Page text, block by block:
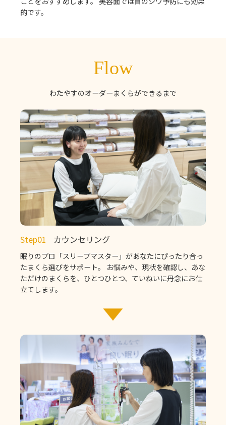
的です。
Flow
わたやすのオーダーまくらができるまで
Step01 カウンセリング
眠りのプロ「スリープマスター」があなたにぴったり合っ
たまくら選びをサポート。 お悩みや、現状を確認し、あな
ただけのまくらを、ひとつひとつ、ていねいに丹念にお仕
立てします。